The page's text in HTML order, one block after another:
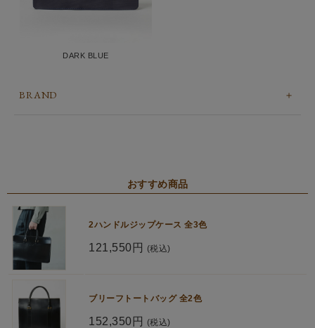
DARK BLUE
BRAND
おすすめ商品
2ハンドルジップケース 全3色
121,550円 (税込)
ブリーフトートバッグ 全2色
152,350円 (税込)